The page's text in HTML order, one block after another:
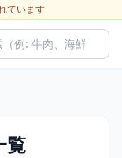
ています
覧